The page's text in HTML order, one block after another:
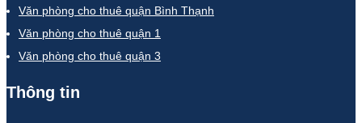
Văn phòng cho thuê quận Bình Thạnh
Văn phòng cho thuê quận 1
Văn phòng cho thuê quận 3
Thông tin